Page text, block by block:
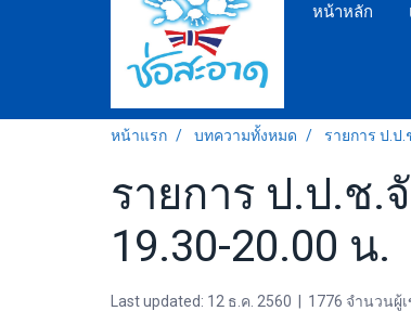
หน้าหลัก
หน้าแรก บทความทั้งหมด รายการ ป.ป
รายการ ป.ป.ช.
19.30-20.00 น.
Last updated: 12 ธ.ค. 2560 1776 จำนวนผู้